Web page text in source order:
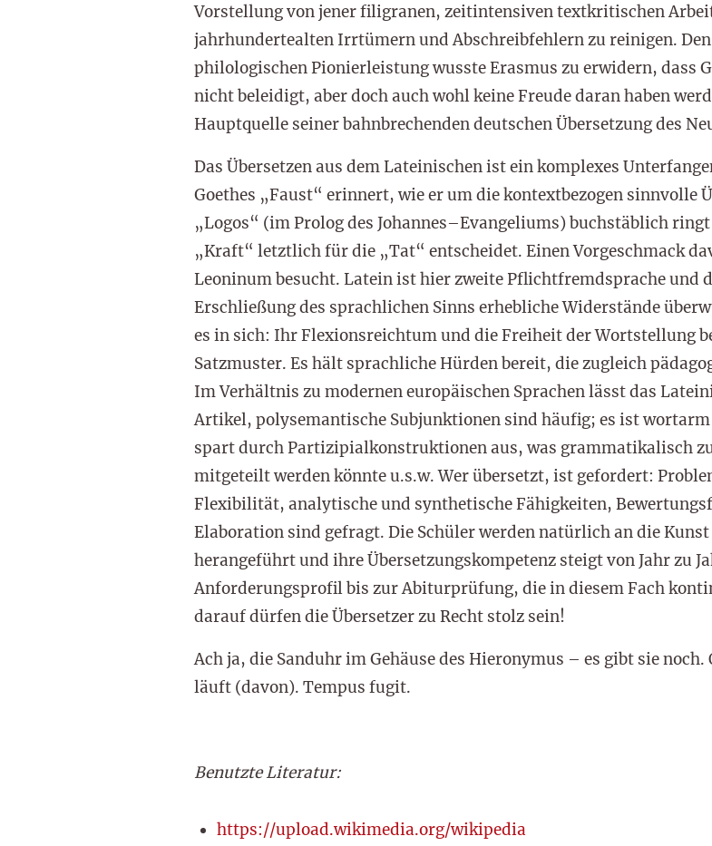
Vorstellung von jener filigranen, zeitintensiven textkritischen
jahrhundertealten Irrtümern und Abschreibfehlern zu reinigen.
philologischen Pionierleistung wusste Erasmus zu erwidern, dass
nicht beleidigt, aber doch auch wohl keine Freude daran haben
Hauptquelle seiner bahnbrechenden deutschen Übersetzung des
Das Übersetzen aus dem Lateinischen ist ein komplexes
Goethes „Faust“ erinnert, wie er um die kontextbezogen sinnvolle
„Logos“ (im Prolog des Johannes–Evangeliums) buchstäblich
„Kraft“ letztlich für die „Tat“ entscheidet. Einen Vorgeschmack
Leoninum besucht. Latein ist hier zweite Pflichtfremdsprache und
Erschließung des sprachlichen Sinns erhebliche Widerstände
es in sich: Ihr Flexionsreichtum und die Freiheit der Wortstellung
Satzmuster. Es hält sprachliche Hürden bereit, die zugleich
Im Verhältnis zu modernen europäischen Sprachen lässt das
Artikel, polysemantische Subjunktionen sind häufig; es ist
spart durch Partizipialkonstruktionen aus, was grammatikalisch
mitgeteilt werden könnte u.s.w. Wer übersetzt, ist gefordert:
Flexibilität, analytische und synthetische Fähigkeiten,
Elaboration sind gefragt. Die Schüler werden natürlich an die
herangeführt und ihre Übersetzungskompetenz steigt von Jahr zu
Anforderungsprofil bis zur Abiturprüfung, die in diesem Fach
darauf dürfen die Übersetzer zu Recht stolz sein!
Ach ja, die Sanduhr im Gehäuse des Hieronymus – es gibt sie
läuft (davon). Tempus fugit.
Benutzte Literatur:
https://upload.wikimedia.org/wikipedia